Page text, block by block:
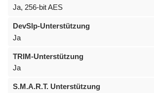
Ja, 256-bit AES
DevSlp-Unterstützung
Ja
TRIM-Unterstützung
Ja
S.M.A.R.T. Unterstützung